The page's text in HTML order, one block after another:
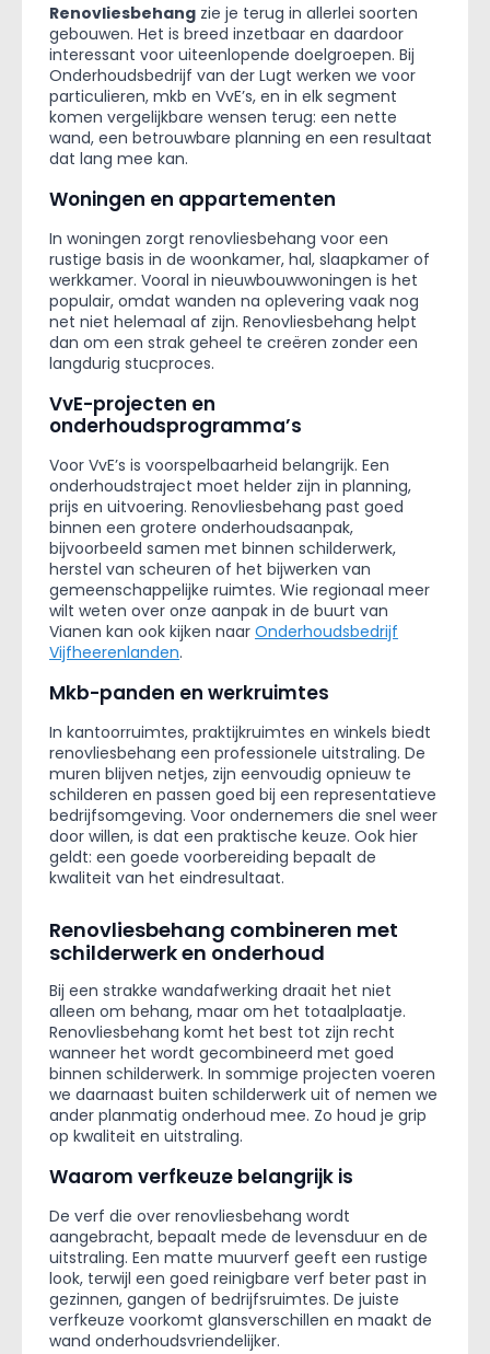
Renovliesbehang zie je terug in allerlei soorten
gebouwen. Het is breed inzetbaar en daardoor
interessant voor uiteenlopende doelgroepen. Bij
Onderhoudsbedrijf van der Lugt werken we voor
particulieren, mkb en VvE’s, en in elk segment
komen vergelijkbare wensen terug: een nette
wand, een betrouwbare planning en een resultaat
dat lang mee kan.
Woningen en appartementen
In woningen zorgt renovliesbehang voor een
rustige basis in de woonkamer, hal, slaapkamer of
werkkamer. Vooral in nieuwbouwwoningen is het
populair, omdat wanden na oplevering vaak nog
net niet helemaal af zijn. Renovliesbehang helpt
dan om een strak geheel te creëren zonder een
langdurig stucproces.
VvE-projecten en
onderhoudsprogramma’s
Voor VvE’s is voorspelbaarheid belangrijk. Een
onderhoudstraject moet helder zijn in planning,
prijs en uitvoering. Renovliesbehang past goed
binnen een grotere onderhoudsaanpak,
bijvoorbeeld samen met binnen schilderwerk,
herstel van scheuren of het bijwerken van
gemeenschappelijke ruimtes. Wie regionaal meer
wilt weten over onze aanpak in de buurt van
Vianen kan ook kijken naar Onderhoudsbedrijf
Vijfheerenlanden.
Mkb-panden en werkruimtes
In kantoorruimtes, praktijkruimtes en winkels biedt
renovliesbehang een professionele uitstraling. De
muren blijven netjes, zijn eenvoudig opnieuw te
schilderen en passen goed bij een representatieve
bedrijfsomgeving. Voor ondernemers die snel weer
door willen, is dat een praktische keuze. Ook hier
geldt: een goede voorbereiding bepaalt de
kwaliteit van het eindresultaat.
Renovliesbehang combineren met
schilderwerk en onderhoud
Bij een strakke wandafwerking draait het niet
alleen om behang, maar om het totaalplaatje.
Renovliesbehang komt het best tot zijn recht
wanneer het wordt gecombineerd met goed
binnen schilderwerk. In sommige projecten voeren
we daarnaast buiten schilderwerk uit of nemen we
ander planmatig onderhoud mee. Zo houd je grip
op kwaliteit en uitstraling.
Waarom verfkeuze belangrijk is
De verf die over renovliesbehang wordt
aangebracht, bepaalt mede de levensduur en de
uitstraling. Een matte muurverf geeft een rustige
look, terwijl een goed reinigbare verf beter past in
gezinnen, gangen of bedrijfsruimtes. De juiste
verfkeuze voorkomt glansverschillen en maakt de
wand onderhoudsvriendelijker.